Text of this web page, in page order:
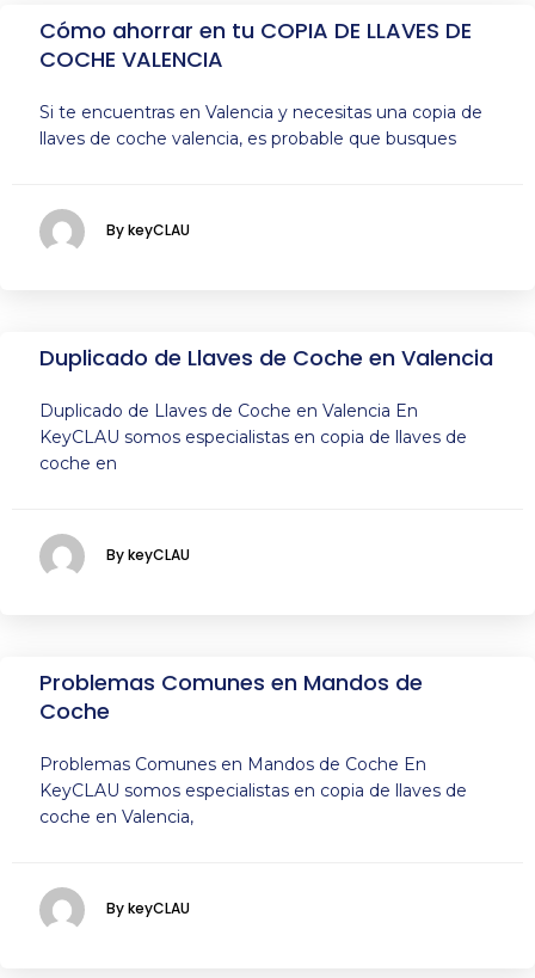
Cómo ahorrar en tu COPIA DE LLAVES DE
COCHE VALENCIA
Si te encuentras en Valencia y necesitas una copia de
llaves de coche valencia, es probable que busques
By keyCLAU
Duplicado de Llaves de Coche en Valencia
Duplicado de Llaves de Coche en Valencia En
KeyCLAU somos especialistas en copia de llaves de
coche en
By keyCLAU
Problemas Comunes en Mandos de
Coche
Problemas Comunes en Mandos de Coche En
KeyCLAU somos especialistas en copia de llaves de
coche en Valencia,
By keyCLAU